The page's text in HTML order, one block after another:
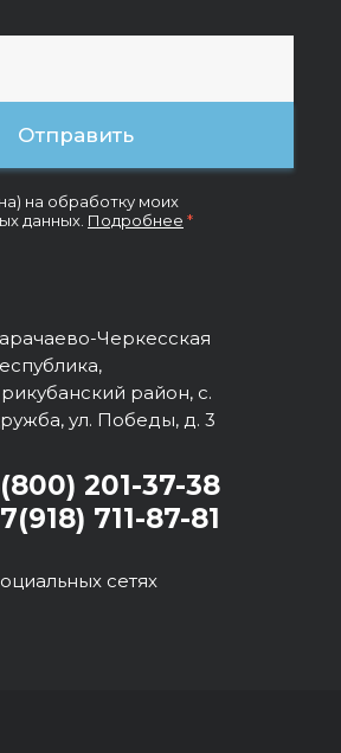
на обработку моих
данных. Подробнее *
Отправить
Черкесская
район, с.
ул. Победы, д. 3
201-37-38
711-87-81
сетях